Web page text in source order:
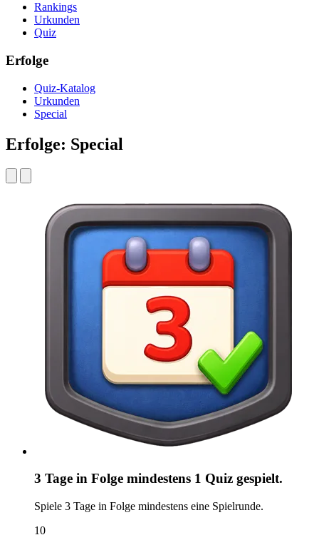
Rankings
Urkunden
Quiz
Erfolge
Quiz-Katalog
Urkunden
Special
Erfolge: Special
3 Tage in Folge mindestens 1 Quiz gespielt.
Spiele 3 Tage in Folge mindestens eine Spielrunde.
10